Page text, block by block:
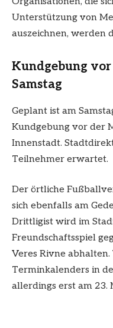
Unterstützung von
auszeichnen, werden
Kundgebung
Samstag
Geplant ist am
Kundgebung vor der
Innenstadt.
Teilnehmer erwartet.
Der örtliche
sich ebenfalls am
Drittligist wird im
Freundschaftsspiel
Veres Rivne abhalten.
Terminkalenders in
allerdings erst am 23.